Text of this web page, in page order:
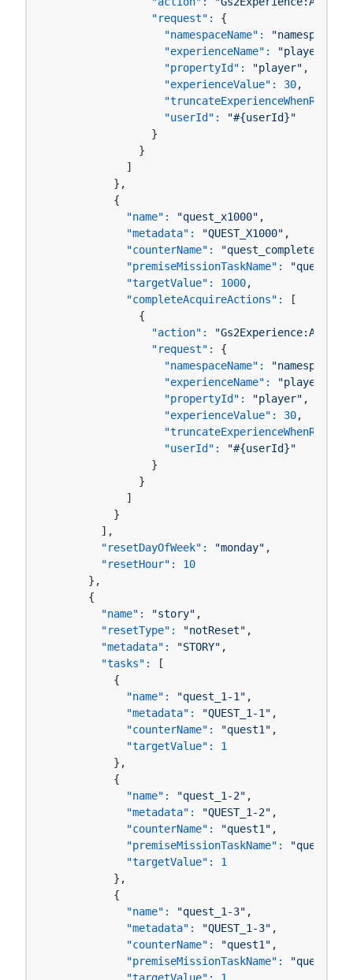
"request":
{
"namespaceName":
"namespace-
"experienceName":
"player"
"propertyId":
"player" ,
"experienceValue":
30,
"userId":
"#{userId}"
                }
              }
            ]
          },
          {
"name":
"quest_x1000" ,
"metadata":
"QUEST_X1000" ,
"counterName":
"quest_complete"
"premiseMissionTaskName":
"targetValue":
1000,
"completeAcquireActions":
[
              {
"action":
"request":
{
"namespaceName":
"namespace-
"experienceName":
"player"
"propertyId":
"player" ,
"experienceValue":
30,
"userId":
"#{userId}"
                }
              }
            ]
          }
        ],
"resetDayOfWeek":
"monday" ,
"resetHour":
10
      },
      {
"name":
"story" ,
"resetType":
"notReset" ,
"metadata":
"STORY" ,
"tasks":
[
          {
"name":
"quest_1-1" ,
"metadata":
"QUEST_1-1" ,
"counterName":
"quest1" ,
"targetValue":
1
          },
          {
"name":
"quest_1-2" ,
"metadata":
"QUEST_1-2" ,
"counterName":
"quest1" ,
"premiseMissionTaskName":
"quest_1-
"targetValue":
1
          },
          {
"name":
"quest_1-3" ,
"metadata":
"QUEST_1-3" ,
"counterName":
"quest1" ,
"premiseMissionTaskName":
"quest_1-